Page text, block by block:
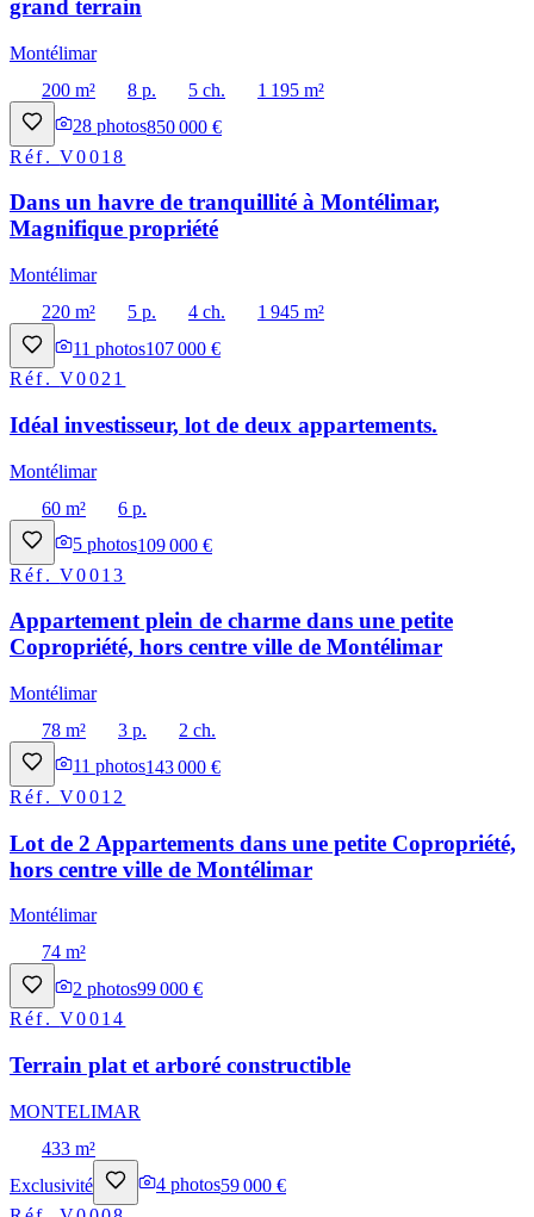
grand terrain
Montélimar
200 m²
8 p. 5 ch.
1 195 m²
28 photos850 000 €
Réf.V0018
Dans un havre de tranquillité à Montélimar,
Magnifique propriété
Montélimar
220 m²
5 p. 4 ch.
1 945 m²
11 photos107 000 €
Réf.V0021
Idéal investisseur, lot de deux appartements.
Montélimar
60 m²
6 p.
5 photos109 000 €
Réf.V0013
Appartement plein de charme dans une petite
Copropriété, hors centre ville de Montélimar
Montélimar
78 m²
3 p.
2 ch.
11 photos143 000 €
Réf.V0012
Lot de 2 Appartements dans une petite Copropriété,
hors centre ville de Montélimar
Montélimar
74 m²
2 photos99 000 €
Réf.V0014
Terrain plat et arboré constructible
MONTELIMAR
433 m²
Exclusivité
4 photos59 000 €